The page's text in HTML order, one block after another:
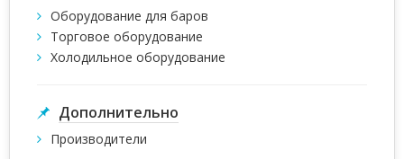
Оборудование для баров
Торговое оборудование
Холодильное оборудование
Дополнительно
Производители